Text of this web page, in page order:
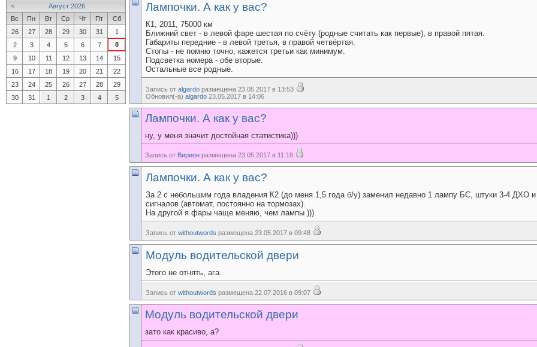
Лампочки. А как у вас?
К1, 2011, 75000 км
Ближний свет - в левой фаре шестая по счёту (родные считать как первые), в правой пятая.
Габариты передние - в левой третья, в правой четвёртая.
Стопы - не помню точно, кажется третьи как минимум.
Подсветка номера - обе вторые.
Остальные все родные.
Запись от algardo размещена 23.05.2017 в 13:53
Обновил(-а) algardo 23.05.2017 в 14:06
Лампочки. А как у вас?
ну, у меня значит достойная статистика)))
Запись от Вирион размещена 23.05.2017 в 11:18
Лампочки. А как у вас?
За 2 с небольшим года владения К2 (до меня 1,5 года б/у) заменил недавно 1 лампу БС, штуки 3-4 ДХО и
сигналов (автомат, постоянно на тормозах).
На другой я фары чаще меняю, чем лампы )))
Запись от withoutwords размещена 23.05.2017 в 09:48
Модуль водительской двери
Этого не отнять, ага.
Запись от withoutwords размещена 22.07.2016 в 09:07
Модуль водительской двери
зато как красиво, а?
<
Август 2026
Вс
Пн Вт Ср Чт Пт
Сб
26
27 28 29 30 31
1
2
3 4 5 6 7
8
9
10 11 12 13 14
15
16
17 18 19 20 21
22
23
24 25 26 27 28
29
30
31 1 2 3 4 5